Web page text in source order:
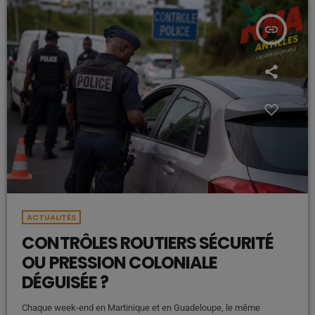
insert_link
ACTUALITÉS
CONTRÔLES ROUTIERS SÉCURITÉ
OU PRESSION COLONIALE
DÉGUISÉE ?
Chaque week-end en Martinique et en Guadeloupe, le même